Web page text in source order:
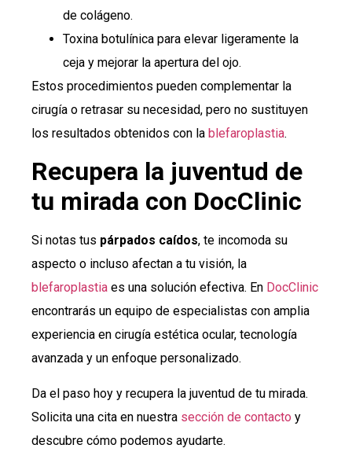
de colágeno.
Toxina botulínica para elevar ligeramente la
ceja y mejorar la apertura del ojo.
Estos procedimientos pueden complementar la
cirugía o retrasar su necesidad, pero no sustituyen
los resultados obtenidos con la blefaroplastia.
Recupera la juventud de
tu mirada con DocClinic
Si notas tus párpados caídos, te incomoda su
aspecto o incluso afectan a tu visión, la
blefaroplastia es una solución efectiva. En DocClinic
encontrarás un equipo de especialistas con amplia
experiencia en cirugía estética ocular, tecnología
avanzada y un enfoque personalizado.
Da el paso hoy y recupera la juventud de tu mirada.
Solicita una cita en nuestra sección de contacto y
descubre cómo podemos ayudarte.